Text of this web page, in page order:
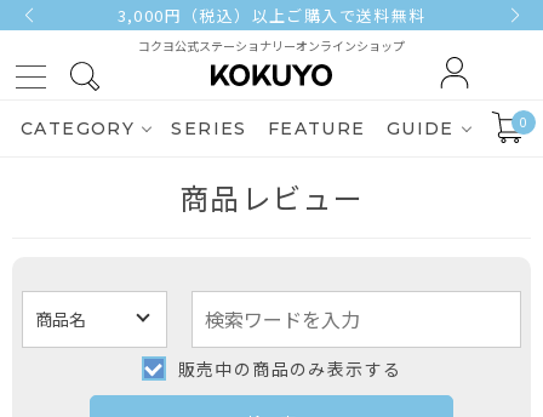
3,000円（税込）以上ご購入で送料無料
コクヨ公式ステーショナリーオンラインショップ
CATEGORY SERIES FEATURE GUIDE 0
商品レビュー
販売中の商品のみ表示する